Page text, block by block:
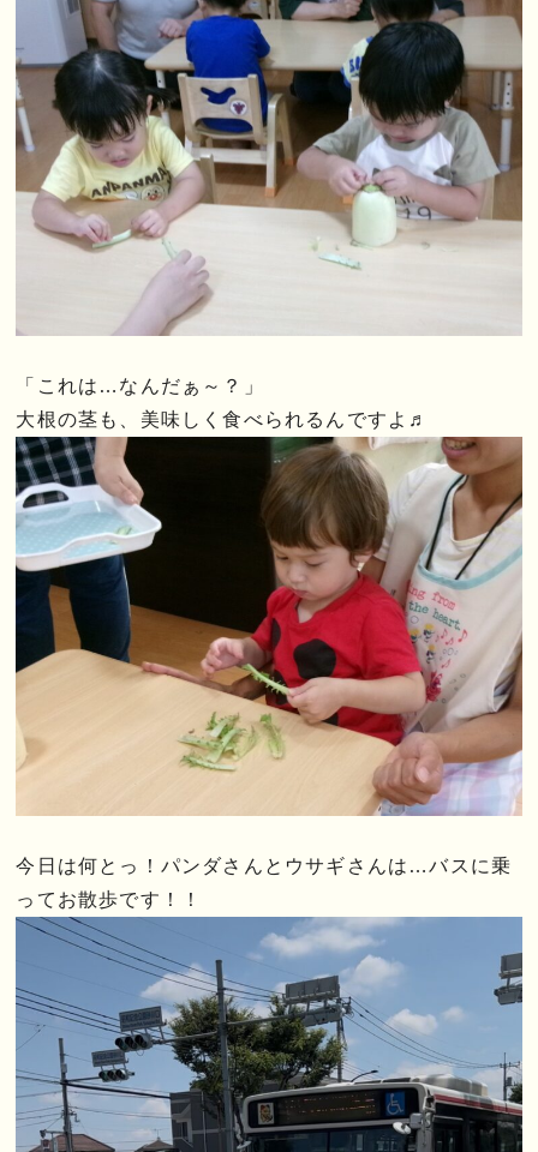
「これは…なんだぁ～？」
大根の茎も、美味しく食べられるんですよ♬
今日は何とっ！パンダさんとウサギさんは…バスに乗
ってお散歩です！！